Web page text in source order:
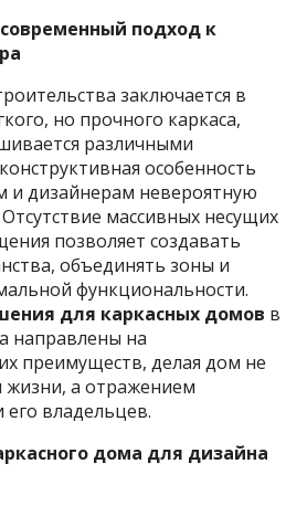
подход к
заключается в
но прочного каркаса,
различными
особенность
и дизайнерам невероятную
массивных несущих
позволяет создавать
объединять зоны и
функциональности.
для каркасных домов в
направлены на
преимуществ, делая дом не
жизни, а отражением
владельцев.
дома для дизайна